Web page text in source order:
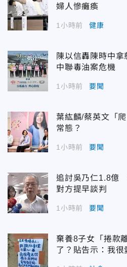
婦人慘癱瘓
1小時前 健康
陳以信轟陳時中
中聯毒油案危機
1小時前 要聞
葉紘麟/蔡英文「
常態？
1小時前 要聞
追討吳乃仁1.8億
對方提早談判
1小時前 要聞
棄養8子女「捲款
了？貼告示：我很